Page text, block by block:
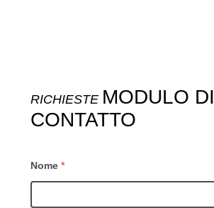
RICHIESTE MODULO DI
CONTATTO
Nome *